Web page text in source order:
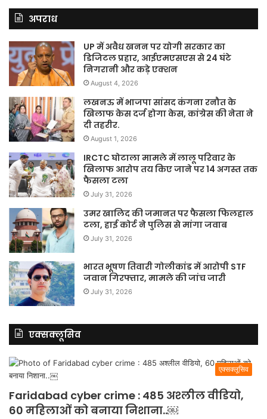
अपराध
UP में अवैध खनन पर योगी सरकार का
डिजिटल प्रहार, आईएमएसएस से 24 घंटे
निगरानी और कड़े एक्शन
August 4, 2026
लखनऊ में भाजपा सांसद कंगना रनौत के
खिलाफ केस दर्ज होगा केस, कांग्रेस की नेता ने
दी तहरीर.
August 1, 2026
IRCTC घोटाला मामले में लालू परिवार के
खिलाफ आरोप तय किए जाने पर 14 अगस्त तक
फैसला टला
July 31, 2026
उमर खालिद की जमानत पर फैसला फिलहाल
टला, हाई कोर्ट ने पुलिस से मांगा जवाब
July 31, 2026
भारत भूषण तिवारी गोलीकांड में आरोपी STF
जवान गिरफ्तार, मामले की जांच जारी
July 31, 2026
एक्सक्लूसिव
एक्सक्लूसिव
Faridabad cyber crime : 485 अश्लील वीडियो,
60 महिलाओं को बनाया निशाना..￼